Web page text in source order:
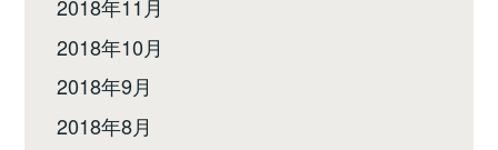
2018年11月
2018年10月
2018年9月
2018年8月